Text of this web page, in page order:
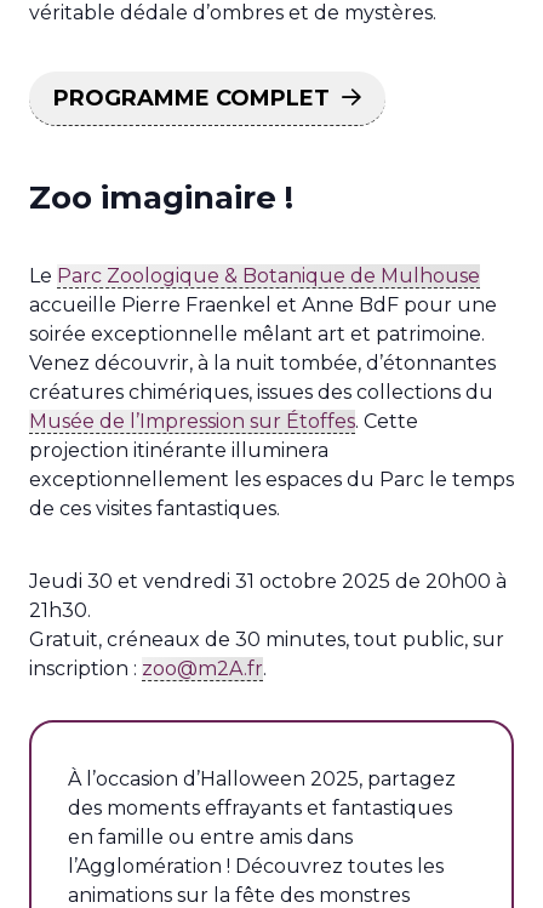
véritable dédale d’ombres et de mystères.
PROGRAMME COMPLET
Zoo imaginaire !
Le Parc Zoologique & Botanique de Mulhouse
accueille Pierre Fraenkel et Anne BdF pour une
soirée exceptionnelle mêlant art et patrimoine.
Venez découvrir, à la nuit tombée, d’étonnantes
créatures chimériques, issues des collections du
Musée de l’Impression sur Étoffes. Cette
projection itinérante illuminera
exceptionnellement les espaces du Parc le temps
de ces visites fantastiques.
Jeudi 30 et vendredi 31 octobre 2025 de 20h00 à
21h30.
Gratuit, créneaux de 30 minutes, tout public, sur
inscription : zoo@m2A.fr.
À l’occasion d’Halloween 2025, partagez
des moments effrayants et fantastiques
en famille ou entre amis dans
l’Agglomération ! Découvrez toutes les
animations sur la fête des monstres